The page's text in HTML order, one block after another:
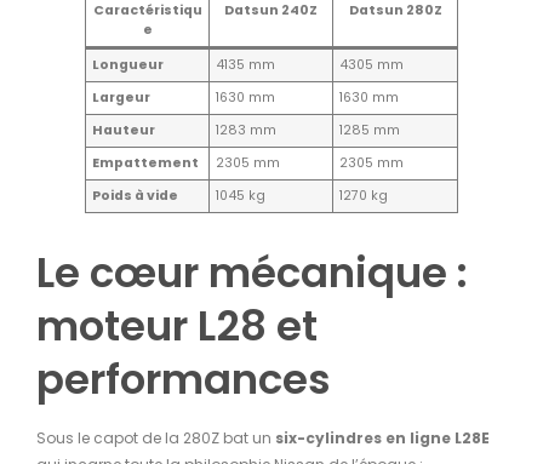
Caractéristiqu
e
Datsun 240Z Datsun 280Z
Longueur 4135 mm
4305 mm
Largeur
1630 mm
1630 mm
Hauteur
1283 mm
1285 mm
Empattement
2305 mm
2305 mm
Poids à vide
1045 kg 1270 kg
Le cœur mécanique :
moteur L28 et
performances
Sous le capot de la 280Z bat un six-cylindres en ligne L28E